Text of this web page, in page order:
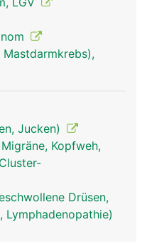
Jucken)
Kopfweh,
Drüsen,
Lymphadenopathie)